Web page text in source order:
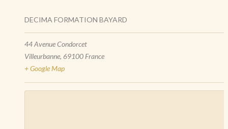
DECIMA FORMATION BAYARD
44 Avenue Condorcet
Villeurbanne, 69100 France
+ Google Map